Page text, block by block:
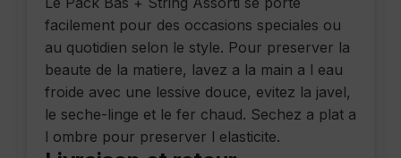
facilement pour des occasions speciales ou
au quotidien selon le style. Pour preserver la
beaute de la matiere, lavez a la main a l eau
froide avec une lessive douce, evitez la javel,
le seche-linge et le fer chaud. Sechez a plat a
l ombre pour preserver l elasticite.